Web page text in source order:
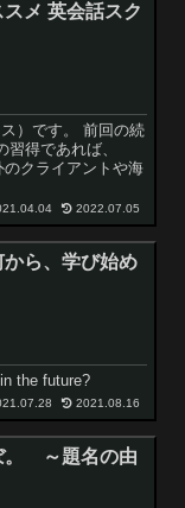
メ 英会話スク
）です。 前回の続
得であれば、
クライアントや海
2022.07.05
から、学び始め
the future?
2021.08.16
。 ～題名の由